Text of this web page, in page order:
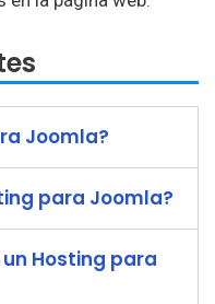
Joomla?
para Joomla?
un Hosting para